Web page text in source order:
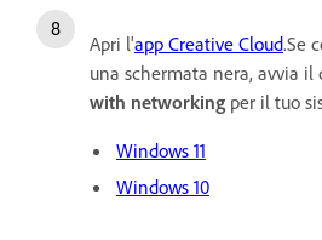
Apri l'app Creative Cloud.Se
una schermata nera, avvia il
with networking per il tuo
Windows 11
Windows 10